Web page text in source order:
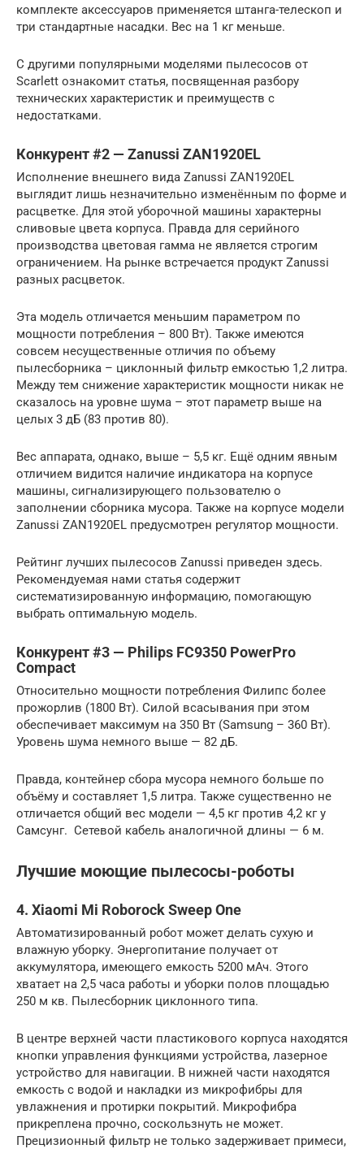
комплекте аксессуаров применяется штанга-телескоп и
три стандартные насадки. Вес на 1 кг меньше.
С другими популярными моделями пылесосов от
Scarlett ознакомит статья, посвященная разбору
технических характеристик и преимуществ с
недостатками.
Конкурент #2 — Zanussi ZAN1920EL
Исполнение внешнего вида Zanussi ZAN1920EL
выглядит лишь незначительно изменённым по форме и
расцветке. Для этой уборочной машины характерны
сливовые цвета корпуса. Правда для серийного
производства цветовая гамма не является строгим
ограничением. На рынке встречается продукт Zanussi
разных расцветок.
Эта модель отличается меньшим параметром по
мощности потребления – 800 Вт). Также имеются
совсем несущественные отличия по объему
пылесборника – циклонный фильтр емкостью 1,2 литра.
Между тем снижение характеристик мощности никак не
сказалось на уровне шума – этот параметр выше на
целых 3 дБ (83 против 80).
Вес аппарата, однако, выше – 5,5 кг. Ещё одним явным
отличием видится наличие индикатора на корпусе
машины, сигнализирующего пользователю о
заполнении сборника мусора. Также на корпусе модели
Zanussi ZAN1920EL предусмотрен регулятор мощности.
Рейтинг лучших пылесосов Zanussi приведен здесь.
Рекомендуемая нами статья содержит
систематизированную информацию, помогающую
выбрать оптимальную модель.
Конкурент #3 — Philips FC9350 PowerPro
Compact
Относительно мощности потребления Филипс более
прожорлив (1800 Вт). Силой всасывания при этом
обеспечивает максимум на 350 Вт (Samsung – 360 Вт).
Уровень шума немного выше — 82 дБ.
Правда, контейнер сбора мусора немного больше по
объёму и составляет 1,5 литра. Также существенно не
отличается общий вес модели — 4,5 кг против 4,2 кг у
Самсунг. Сетевой кабель аналогичной длины — 6 м.
Лучшие моющие пылесосы-роботы
4. Xiaomi Mi Roborock Sweep One
Автоматизированный робот может делать сухую и
влажную уборку. Энергопитание получает от
аккумулятора, имеющего емкость 5200 мАч. Этого
хватает на 2,5 часа работы и уборки полов площадью
250 м кв. Пылесборник циклонного типа.
В центре верхней части пластикового корпуса находятся
кнопки управления функциями устройства, лазерное
устройство для навигации. В нижней части находятся
емкость с водой и накладки из микрофибры для
увлажнения и протирки покрытий. Микрофибра
прикреплена прочно, соскользнуть не может.
Прецизионный фильтр не только задерживает примеси,